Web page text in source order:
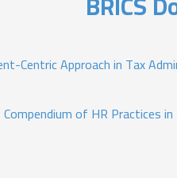
Centric Approach in Tax
Compendium of HR Practices